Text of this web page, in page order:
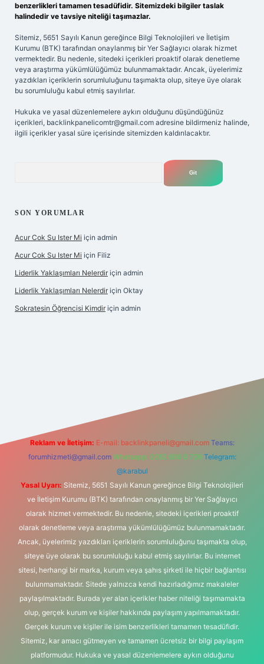
benzerlikleri tamamen tesadüfidir. Sitemizdeki bilgiler taslak
halindedir ve tavsiye niteliği taşımazlar.
Sitemiz, 5651 Sayılı Kanun gereğince Bilgi Teknolojileri ve İletişim
Kurumu (BTK) tarafından onaylanmış bir Yer Sağlayıcı olarak hizmet
vermektedir. Bu nedenle, sitedeki içerikleri proaktif olarak denetleme
veya araştırma yükümlülüğümüz bulunmamaktadır. Ancak, üyelerimiz
yazdıkları içeriklerin sorumluluğunu taşımakta olup, siteye üye olarak
bu sorumluluğu kabul etmiş sayılırlar.
Hukuka ve yasal düzenlemelere aykırı olduğunu düşündüğünüz
içerikleri, backlinkpanelicomtr@gmail.com adresine bildirmeniz halinde,
ilgili içerikler yasal süre içerisinde sitemizden kaldırılacaktır.
SON YORUMLAR
Acur Cok Su Ister Mi için admin
Acur Cok Su Ister Mi için Filiz
Liderlik Yaklaşımları Nelerdir için admin
Liderlik Yaklaşımları Nelerdir için Oktay
Sokratesin Öğrencisi Kimdir için admin
Reklam ve İletişim: E-mail: backlinkpaneli@gmail.com Teams:
forumhizmeti@gmail.com Whatsapp: 0262 606 0 726 Telegram:
@karabul
Yasal Uyarı: Sitemiz, 5651 Sayılı Kanun gereğince Bilgi Teknolojileri
ve İletişim Kurumu (BTK) tarafından onaylanmış bir Yer Sağlayıcı
olarak hizmet vermektedir. Bu nedenle, sitedeki içerikleri proaktif
olarak denetleme veya araştırma yükümlülüğümüz bulunmamaktadır.
Ancak, üyelerimiz yazdıkları içeriklerin sorumluluğunu taşımakta olup,
siteye üye olarak bu sorumluluğu kabul etmiş sayılırlar. Bu internet
sitesi, herhangi bir marka, kurum veya şahıs şirketi ile hiçbir bağlantısı
bulunmamaktadır. Sitede yalnızca kendi hazırladığımız makaleler
paylaşılmaktadır. Burada yer alan içerikler haber niteliği taşımamakta
olup, gerçek kurum ve kişiler hakkında paylaşım yapılmamaktadır.
Gerçek kurum ve kişiler ile isim benzerlikleri tamamen tesadüfidir.
Sitemiz, kar amacı gütmeyen ve tamamen ücretsiz bir bilgi paylaşım
platformudur. Hukuka ve yasal düzenlemelere aykırı olduğunu